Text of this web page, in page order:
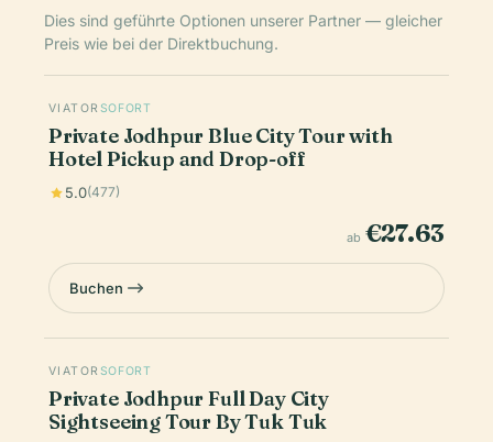
Dies sind geführte Optionen unserer Partner — gleicher
Preis wie bei der Direktbuchung.
VIATOR SOFORT
Private Jodhpur Blue City Tour with
Hotel Pickup and Drop-off
5.0(477)
ab €27.63
Buchen
VIATOR SOFORT
Private Jodhpur Full Day City
Sightseeing Tour By Tuk Tuk